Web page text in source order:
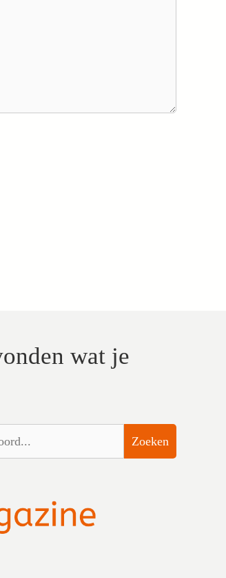
wat je
Zoeken